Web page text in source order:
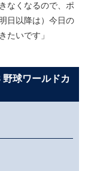
なくなるので、ポ
日以降は）今日の
たいです」
球ワールドカ